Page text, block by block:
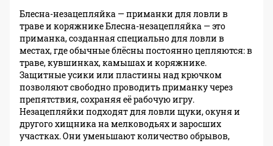
Блесна-незацепляйка — приманки для ловли в
траве и коряжнике Блесна-незацепляйка — это
приманка, созданная специально для ловли в
местах, где обычные блёсны постоянно цепляются: в
траве, кувшинках, камышах и коряжнике.
Защитные усики или пластины над крючком
позволяют свободно проводить приманку через
препятствия, сохраняя её рабочую игру.
Незацепляйки подходят для ловли щуки, окуня и
другого хищника на мелководьях и заросших
участках. Они уменьшают количество обрывов,